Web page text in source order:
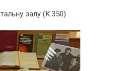
залу (К.350)